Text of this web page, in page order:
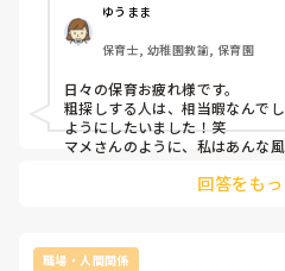
でも今年はほぼ二人きり。
粗を探す相手が私しかいない。
先生に報告。
人の話に『そうなんだ』ではな
がつくタイプ。
前いた先生のことも『辞めない
暇なのか？？ってくらい。
でも他の先生にはいい顔する。
ゆうまま
保育士, 幼稚園教諭, 保育園
日々の保育お疲れ様です。
粗探しする人は、相当暇なんで
ようにしたいました！笑
マメさんのように、私はあんな
回答をも
職場・人間関係